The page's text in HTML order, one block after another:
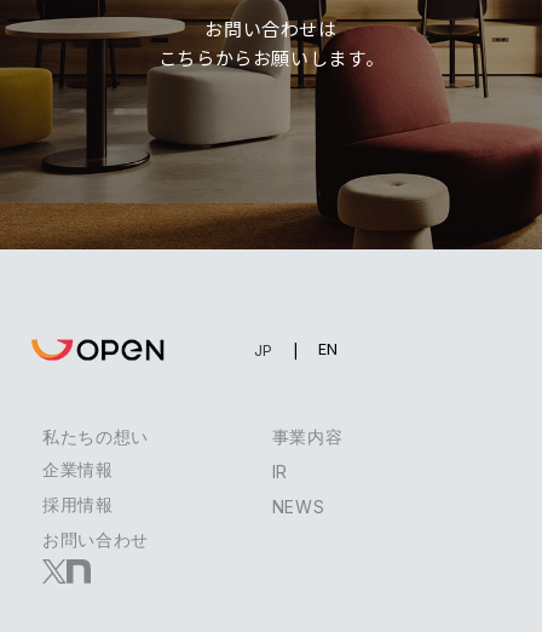
お問い合わせは
こちらからお願いします。
EN
JP
私たちの想い
事業内容
企業情報
IR
採用情報
NEWS
お問い合わせ